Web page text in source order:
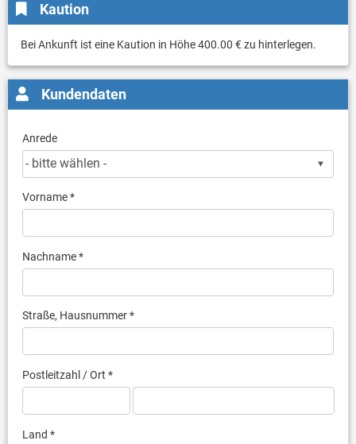
Kaution
Bei Ankunft ist eine Kaution in Höhe 400.00 € zu hinterlegen.
Kundendaten
Anrede
Vorname *
Nachname *
Straße, Hausnummer *
Postleitzahl / Ort *
Land *